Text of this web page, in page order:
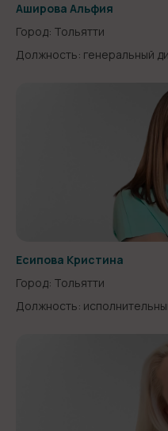
Аширова Альфия
Город: Тольятти
Должность: генеральный
Есипова Кристина
Город: Тольятти
Должность: